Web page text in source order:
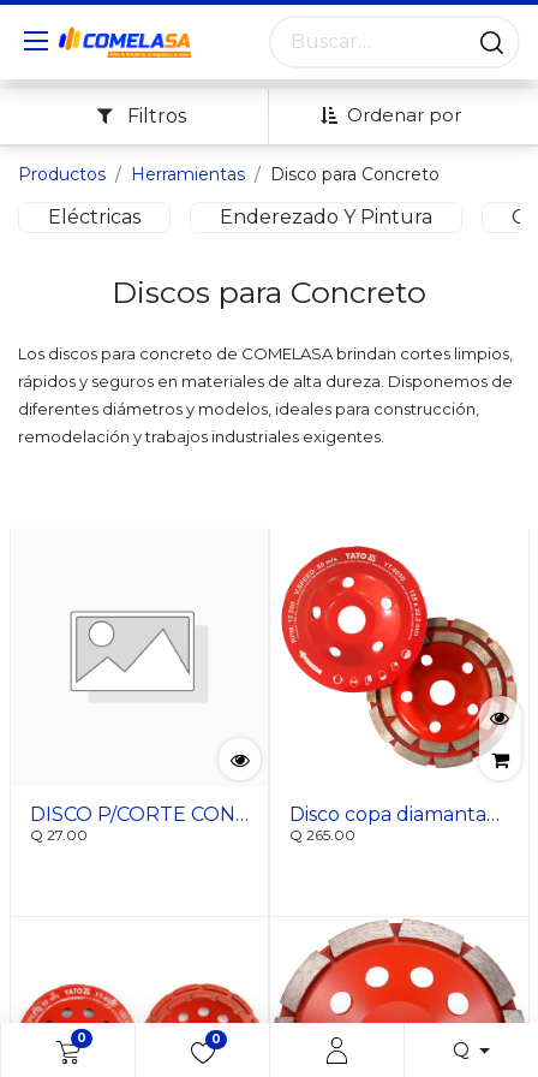
0 0 Q
Ordenar por
Filtros
Productos Herramientas Disco para Concreto
Eléctricas Enderezado Y Pintura
Discos para Concreto
Los discos para concreto de COMELASA brindan cortes limpios,
rápidos y seguros en materiales de alta dureza. Disponemos de
diferentes diámetros y modelos, ideales para construcción,
remodelación y trabajos industriales exigentes.
DISCO P/CORTE CONCRETO 9; MARCA: KRONOFLEX
Q 27.00
Disco copa diamantada doble fila 5"
Q 265.00